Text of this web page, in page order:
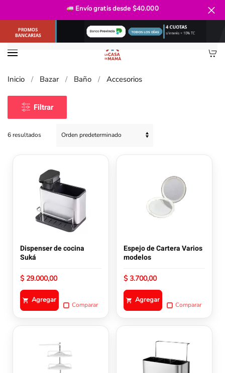
Ir al contenido principal
Inicio Bazar Baño Accesorios
Filtrar
6 resultados
Dispenser de cocina
Suká
$29.000,00
Agregar
Comparar
Espejo de Cartera Varios
modelos
$3.700,00
Agregar
Comparar
Envío gratisdesde $40.000
Promociones bancariastodas las semanas